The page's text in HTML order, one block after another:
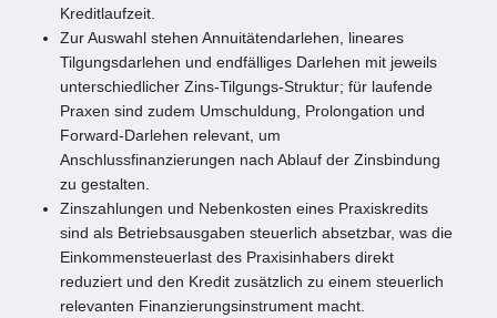
Kreditlaufzeit.
Zur Auswahl stehen Annuitätendarlehen, lineares
Tilgungsdarlehen und endfälliges Darlehen mit jeweils
unterschiedlicher Zins-Tilgungs-Struktur; für laufende
Praxen sind zudem Umschuldung, Prolongation und
Forward-Darlehen relevant, um
Anschlussfinanzierungen nach Ablauf der Zinsbindung
zu gestalten.
Zinszahlungen und Nebenkosten eines Praxiskredits
sind als Betriebsausgaben steuerlich absetzbar, was die
Einkommensteuerlast des Praxisinhabers direkt
reduziert und den Kredit zusätzlich zu einem steuerlich
relevanten Finanzierungsinstrument macht.